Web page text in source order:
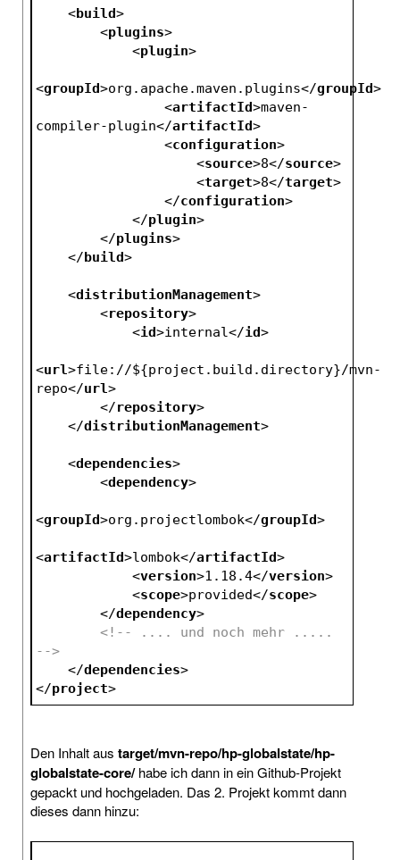
<build>
<plugins>
<plugin>
<groupId>org.apache.maven.plugins</groupId>
<artifactId>maven-
compiler-plugin</artifactId>
<configuration>
<source>8</source>
<target>8</target>
</configuration>
</plugin>
</plugins>
</build>
<distributionManagement>
<repository>
<id>internal</id>
<url>file://${project.build.directory}/mvn-
repo</url>
</repository>
</distributionManagement>
<dependencies>
<dependency>
<groupId>org.projectlombok</groupId>
<artifactId>lombok</artifactId>
<version>1.18.4</version>
<scope>provided</scope>
</dependency>
<!-- .... und noch mehr .....
-->
</dependencies>
</project>
Den Inhalt aus target/mvn-repo/hp-globalstate/hp-
globalstate-core/habe ich dann in ein Github-Projekt
gepackt und hochgeladen. Das 2. Projekt kommt dann
dieses dann hinzu: